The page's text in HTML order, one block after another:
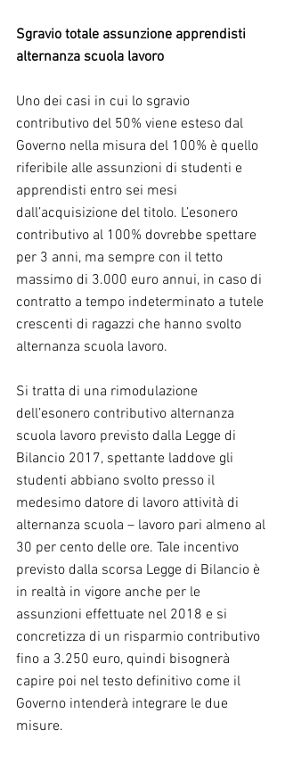
Sgravio totale assunzione apprendisti
alternanza scuola lavoro
Uno dei casi in cui lo sgravio
contributivo del 50% viene esteso dal
Governo nella misura del 100% è quello
riferibile alle assunzioni di studenti e
apprendisti entro sei mesi
dall’acquisizione del titolo. L’esonero
contributivo al 100% dovrebbe spettare
per 3 anni, ma sempre con il tetto
massimo di 3.000 euro annui, in caso di
contratto a tempo indeterminato a tutele
crescenti di ragazzi che hanno svolto
alternanza scuola lavoro.
Si tratta di una rimodulazione
dell’esonero contributivo alternanza
scuola lavoro previsto dalla Legge di
Bilancio 2017, spettante laddove gli
studenti abbiano svolto presso il
medesimo datore di lavoro attività di
alternanza scuola – lavoro pari almeno al
30 per cento delle ore. Tale incentivo
previsto dalla scorsa Legge di Bilancio è
in realtà in vigore anche per le
assunzioni effettuate nel 2018 e si
concretizza di un risparmio contributivo
fino a 3.250 euro, quindi bisognerà
capire poi nel testo definitivo come il
Governo intenderà integrare le due
misure.